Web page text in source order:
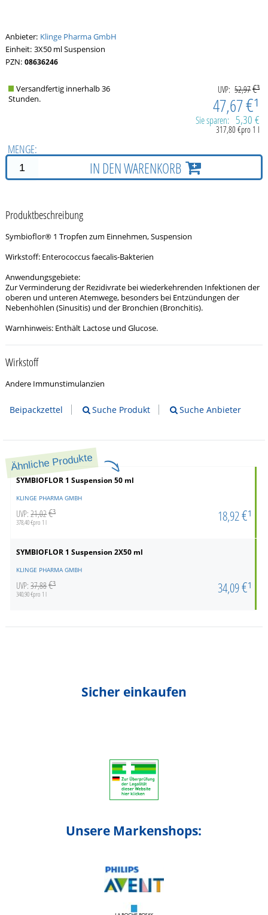
Anbieter: Klinge Pharma GmbH
Einheit: 3X50 mlSuspension
PZN: 08636246
UVP: 52,97€³
47,67€¹
Sie sparen: 5,30 €
317,80 €pro 1 l
Versandfertig innerhalb 36
Stunden.
MENGE:
IN DEN WARENKORB
Produktbeschreibung
Symbioflor® 1 Tropfen zum Einnehmen, Suspension
Wirkstoff: Enterococcus faecalis-Bakterien
Anwendungsgebiete:
Zur Verminderung der Rezidivrate bei wiederkehrenden Infektionen der
oberen und unteren Atemwege, besonders bei Entzündungen der
Nebenhöhlen (Sinusitis) und der Bronchien (Bronchitis).
Warnhinweis: Enthält Lactose und Glucose.
Wirkstoff
Andere Immunstimulanzien
Beipackzettel Suche Produkt Suche Anbieter
Ähnliche Produkte
SYMBIOFLOR 1 Suspension 50 ml
KLINGE PHARMA GMBH
UVP: 21,02€³ 18,92€¹
378,40 €pro 1 l
SYMBIOFLOR 1 Suspension 2X50 ml
KLINGE PHARMA GMBH
UVP: 37,88€³ 34,09€¹
340,90 €pro 1 l
Sicher einkaufen
Unsere Markenshops: